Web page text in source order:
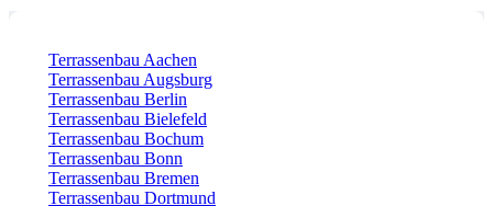
Terrassenbau Aachen
Terrassenbau Augsburg
Terrassenbau Berlin
Terrassenbau Bielefeld
Terrassenbau Bochum
Terrassenbau Bonn
Terrassenbau Bremen
Terrassenbau Dortmund